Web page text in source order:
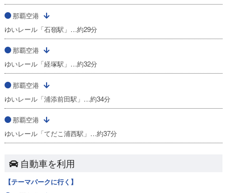
那覇空港
ゆいレール「石嶺駅」…約29分
那覇空港
ゆいレール「経塚駅」…約32分
那覇空港
ゆいレール「浦添前田駅」…約34分
那覇空港
ゆいレール「てだこ浦西駅」…約37分
自動車を利用
【テーマパークに行く】